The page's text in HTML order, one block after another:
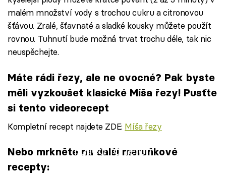
malém množství vody s trochou cukru a citronovou
šťávou. Zralé, šťavnaté a sladké kousky můžete použít
rovnou. Tuhnutí bude možná trvat trochu déle, tak nic
neuspěchejte.
Máte rádi řezy, ale ne ovocné? Pak byste
měli vyzkoušet klasické Míša řezy! Pusťte
si tento videorecept
Kompletní recept najdete ZDE: Míša řezy
Failed to fetch
Nebo mrkněte na další meruňkové
recepty: